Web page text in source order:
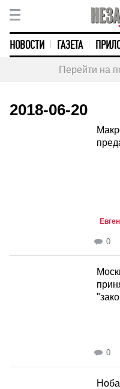
НОВОСТИ ГАЗЕТА
Перейти на
2018-06-20
0
0